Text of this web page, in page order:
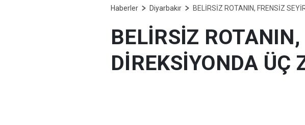
Haberler Diyarbakır BELİRSİZ ROTANIN, FRENSİZ
BELİRSİZ
DİREKSİYONDA ÜÇ